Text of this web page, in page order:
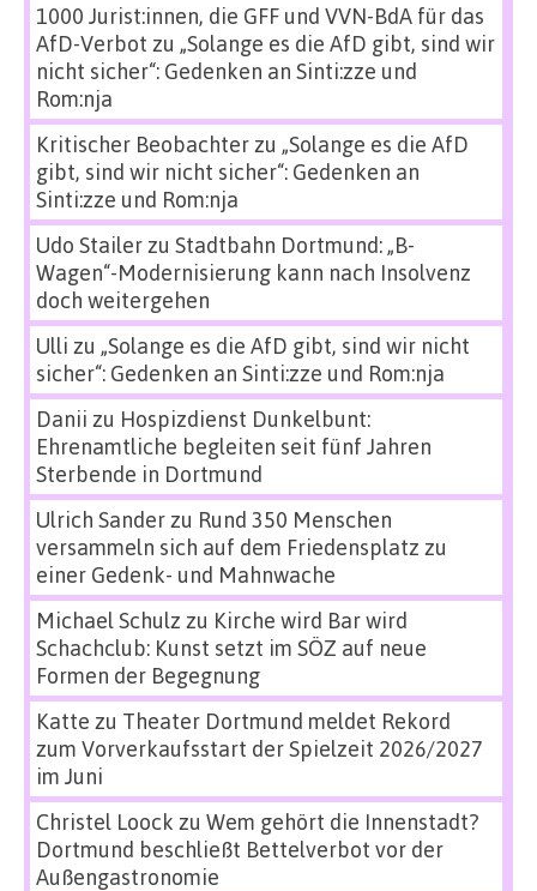
1000 Jurist:innen, die GFF und VVN-BdA für das
AfD-Verbot zu „Solange es die AfD gibt, sind wir
nicht sicher“: Gedenken an Sinti:zze und
Rom:nja
Kritischer Beobachterzu „Solange es die AfD
gibt, sind wir nicht sicher“: Gedenken an
Sinti:zze und Rom:nja
Udo Stailerzu Stadtbahn Dortmund: „B-
Wagen“-Modernisierung kann nach Insolvenz
doch weitergehen
Ulli zu „Solange es die AfD gibt, sind wir nicht
sicher“: Gedenken an Sinti:zze und Rom:nja
Danii zu Hospizdienst Dunkelbunt:
Ehrenamtliche begleiten seit fünf Jahren
Sterbende in Dortmund
Ulrich Sanderzu Rund 350 Menschen
versammeln sich auf dem Friedensplatz zu
einer Gedenk- und Mahnwache
Michael Schulz zu Kirche wird Bar wird
Schachclub: Kunst setzt im SÖZ auf neue
Formen der Begegnung
Katte zu Theater Dortmund meldet Rekord
zum Vorverkaufsstart der Spielzeit 2026/2027
im Juni
Christel Loock zu Wem gehört die Innenstadt?
Dortmund beschließt Bettelverbot vor der
Außengastronomie